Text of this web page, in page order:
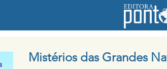
Mistérios das Grandes